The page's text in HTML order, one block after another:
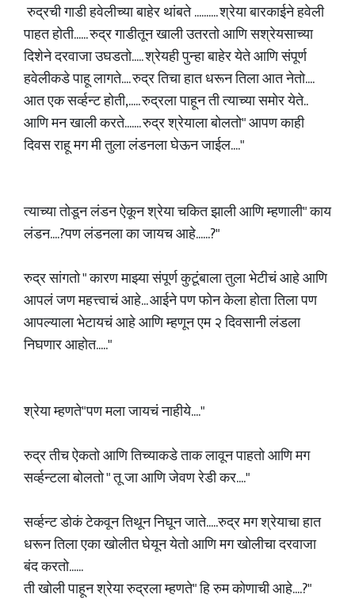
रुद्रची गाडी हवेलीच्या बाहेर थांबते .......... श्रेया बारकाईने हवेली
पाहत होती...... रुद्र गाडीतून खाली उतरतो आणि सश्रेयसाच्या
दिशेने दरवाजा उघडतो..... श्रेयही पुन्हा बाहेर येते आणि संपूर्ण
हवेलीकडे पाहू लागते.... रुद्र तिचा हात धरून तिला आत नेतो....
आत एक सर्व्हन्ट होती,..... रुद्रला पाहून ती त्याच्या समोर येते..
आणि मन खाली करते....... रुद्र श्रेयाला बोलतो" आपण काही
दिवस राहू मग मी तुला लंडनला घेऊन जाईल...."
त्याच्या तोडून लंडन ऐकून श्रेया चकित झाली आणि म्हणाली" काय
लंडन....?पण लंडनला का जायच आहे......?"
रुद्र सांगतो " कारण माझ्या संपूर्ण कुटूंबाला तुला भेटीचं आहे आणि
आपलं जण महत्त्वाचं आहे... आईने पण फोन केला होता तिला पण
आपल्याला भेटायचं आहे आणि म्हणून एम २ दिवसानी लंडला
निघणार आहोत....."
श्रेया म्हणते"पण मला जायचं नाहीये...."
रुद्र तीच ऐकतो आणि तिच्याकडे ताक लावून पाहतो आणि मग
सर्व्हन्टला बोलतो " तू जा आणि जेवण रेडी कर...."
सर्व्हन्ट डोकं टेकवून तिथून निघून जाते.....रुद्र मग श्रेयाचा हात
धरून तिला एका खोलीत घेयून येतो आणि मग खोलीचा दरवाजा
बंद करतो......
ती खोली पाहून श्रेया रुद्रला म्हणते" हि रुम कोणाची आहे....?"